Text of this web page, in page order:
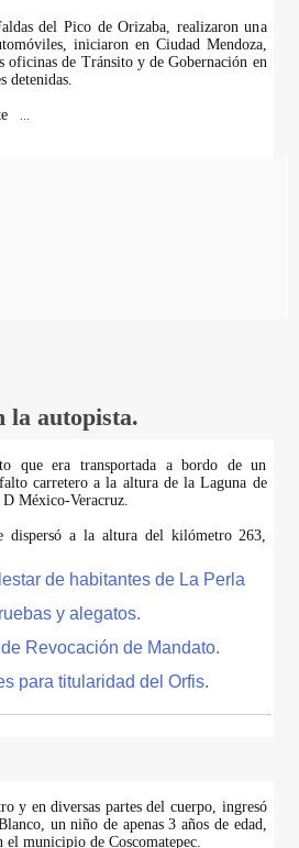
del Pico de Orizaba, realizaron una
iniciaron en Ciudad Mendoza,
oficinas de Tránsito y de Gobernación en
detenidas.
la autopista.
que era transportada a bordo de un
carretero a la altura de la Laguna de
México-Veracruz.
dispersó a la altura del kilómetro 263,
de habitantes de La Perla
y alegatos.
Revocación de Mandato.
para titularidad del Orfis.
y en diversas partes del cuerpo, ingresó
un niño de apenas 3 años de edad,
el municipio de Coscomatepec.